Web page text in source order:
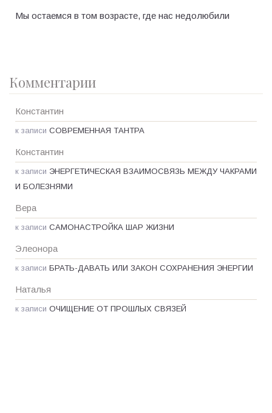
Мы остаемся в том возрасте, где нас недолюбили
Комментарии
Константин
к записи СОВРЕМЕННАЯ ТАНТРА
Константин
к записи ЭНЕРГЕТИЧЕСКАЯ ВЗАИМОСВЯЗЬ МЕЖДУ ЧАКРАМИ
И БОЛЕЗНЯМИ
Вера
к записи САМОНАСТРОЙКА ШАР ЖИЗНИ
Элеонора
к записи БРАТЬ-ДАВАТЬ ИЛИ ЗАКОН СОХРАНЕНИЯ ЭНЕРГИИ
Наталья
к записи ОЧИЩЕНИЕ ОТ ПРОШЛЫХ СВЯЗЕЙ